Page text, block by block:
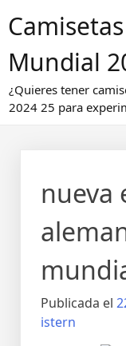
al
Mundial
¿Quieres tener
2024 25 para
nueva
Publicada el
istern